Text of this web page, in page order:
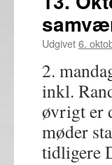
Udgivet6.
2.
inkl.
øvrigt er
møder
tidligere